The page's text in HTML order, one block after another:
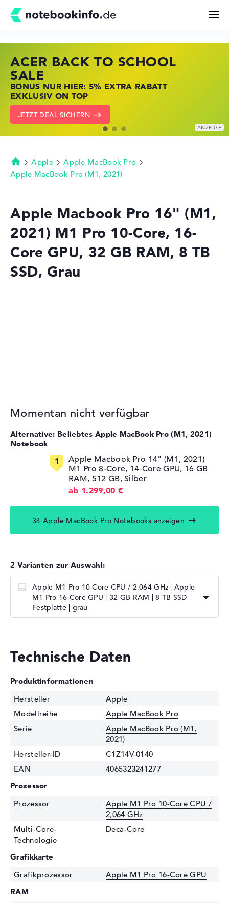
Kaufberatung
Technik & Wissen
Merkzettel
ACER BACK TO SCHOOL
SALE
BONUS NUR HIER: 5% EXTRA RABATT
EXKLUSIV ON TOP
JETZT DEAL SICHERN
HP STORE SSV DEALS
JETZT ZUGREIFEN: NOTEBOOKS BEI HP
KRÄFTIG REDUZIERT
ZU DEN HP ANGEBOTEN
LENOVO LAPTOP DEALS
NOTEBOOKS BEI LENOVO JETZT
KRÄFTIG REDUZIERT
LENOVO DEALS ZEIGEN
Startseite
Apple
Apple MacBook Pro
Apple MacBook Pro (M1, 2021)
Apple Macbook Pro 16" (M1,
2021) M1 Pro 10-Core, 16-
Core GPU, 32 GB RAM, 8 TB
SSD, Grau
Momentan nicht verfügbar
Alternative: Beliebtes Apple MacBook Pro (M1, 2021)
Notebook
Apple Macbook Pro 14" (M1, 2021)
M1 Pro 8-Core, 14-Core GPU, 16 GB
RAM, 512 GB, Silber
ab 1.299,00 €
34 Apple MacBook Pro Notebooks anzeigen
2 Varianten zur Auswahl:
Apple M1 Pro 10-Core CPU / 2,064 GHz | Apple
M1 Pro 16-Core GPU | 32 GB RAM | 8 TB SSD
Festplatte | grau
Technische Daten
Produktinformationen
Hersteller
Apple
Modellreihe
Apple MacBook Pro
Serie
Apple MacBook Pro (M1,
2021)
Hersteller-ID
C1Z14V-0140
EAN
4065323241277
Prozessor
Prozessor
Apple M1 Pro 10-Core CPU /
2,064 GHz
Multi-Core-
Technologie
Deca-Core
Grafikkarte
Grafikprozessor
Apple M1 Pro 16-Core GPU
RAM